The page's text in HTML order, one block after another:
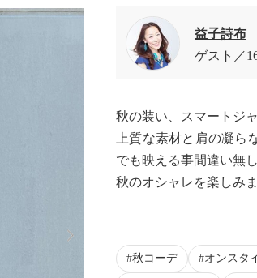
益子詩布
ゲスト
秋の装い、スマートジ
上質な素材と肩の凝
でも映える事間違い無し
秋のオシャレを楽しみ
秋コーデ オンスタ